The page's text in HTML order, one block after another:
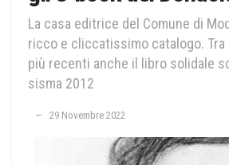
La casa editrice del Comune di
ricco e cliccatissimo catalogo. Tra
più recenti anche il libro solidale
sisma 2012
29 Novembre 2022